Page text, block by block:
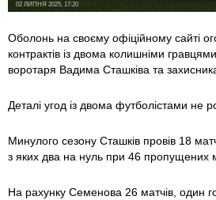
02 ЛИПНЯ 2025, 17:20
Оболонь на своєму офіційному сайті
контрактів із двома колишніми
воротаря Вадима Сташківа та
Деталі угод із двома футболістами не
Минулого сезону Сташків провів 18
з яких два на нуль при 46 пропущених
На рахунку Семенова 26 матчів, один